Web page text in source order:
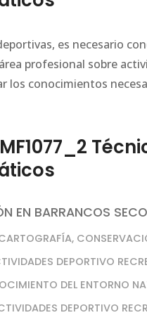
es necesario
profesional sobre
los conocimientos
MF1077_2
EN BARRANCOS
DEPORTIVO
DEL ENTORNO
DEPORTIVO